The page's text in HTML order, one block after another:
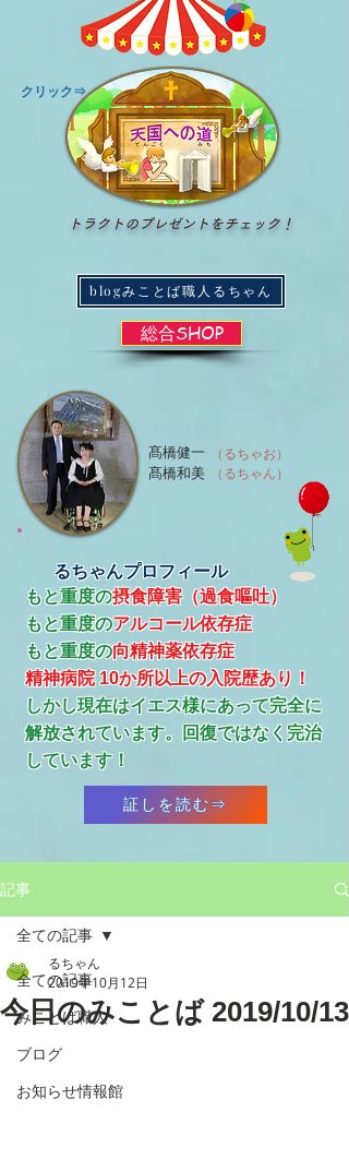
​クリック⇒
トラクトのプレゼントをチェック！
blogみことば職人るちゃん
総合SHOP
（るちゃお）
（るちゃん）
髙橋健一
髙橋和美
るちゃんプロフィール
もと重度の摂食障害（過食嘔吐）
もと重度のアルコール依存症
​もと重度の向精神薬依存症
精神病院 10か所以上の入院歴あり！
​しかし現在はイエス様にあって完全に
解放されています。回復ではなく完治
しています！
証しを読む⇒
記事
全ての記事
みことば職人
ブログ
お知らせ情報館
全ての記事
今日のみことば 2019/10/13
るちゃん
2019年10月12日